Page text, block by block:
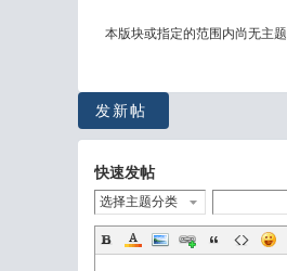
本版块或指定的范围内尚无主题
发新帖
快速发帖
选择主题分类